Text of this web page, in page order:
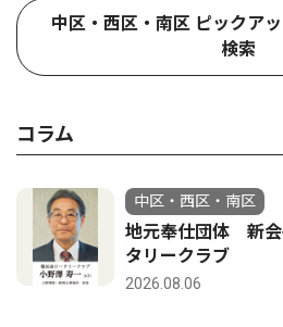
中区・西区・南区 ピックア
検索
コラム
中区・西区・南区
地元奉仕団体 新
タリークラブ
2026.08.06